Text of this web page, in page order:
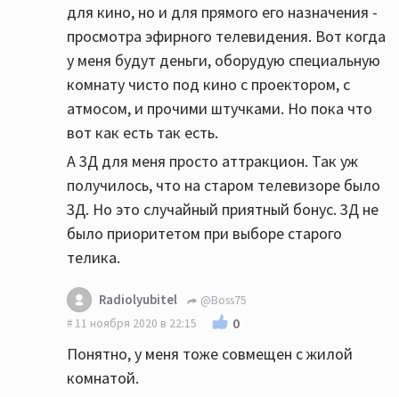
для кино, но и для прямого его назначения -
просмотра эфирного телевидения. Вот когда
у меня будут деньги, оборудую специальную
комнату чисто под кино с проектором, с
атмосом, и прочими штучками. Но пока что
вот как есть так есть.
А 3Д для меня просто аттракцион. Так уж
получилось, что на старом телевизоре было
3Д. Но это случайный приятный бонус. 3Д не
было приоритетом при выборе старого
телика.
Radiolyubitel
@Boss75
11 ноября 2020 в 22:15
0
Понятно, у меня тоже совмещен с жилой
комнатой.